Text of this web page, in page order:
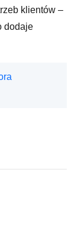
klientów –
dodaje